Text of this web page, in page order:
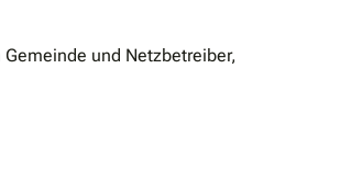
und Netzbetreiber,